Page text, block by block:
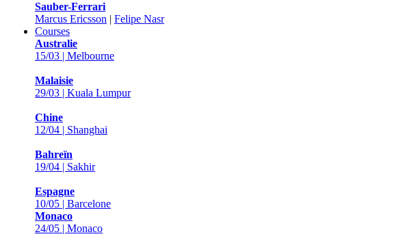
Sauber-Ferrari
Marcus Ericsson | Felipe Nasr
Courses
Australie
15/03 | Melbourne
Malaisie
29/03 | Kuala Lumpur
Chine
12/04 | Shanghai
Bahreïn
19/04 | Sakhir
Espagne
10/05 | Barcelone
Monaco
24/05 | Monaco